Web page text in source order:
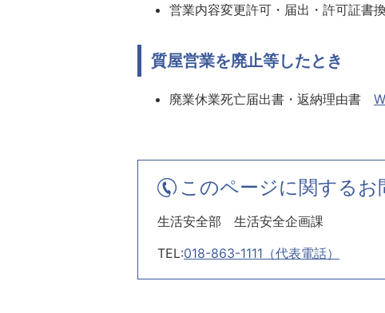
営業内容変更許可・届出・許可証書
質屋営業を廃止等したとき
廃業休業死亡届出書・返納理由書
このページに関するお
生活安全部 生活安全企画課
TEL:018-863-1111（代表電話）